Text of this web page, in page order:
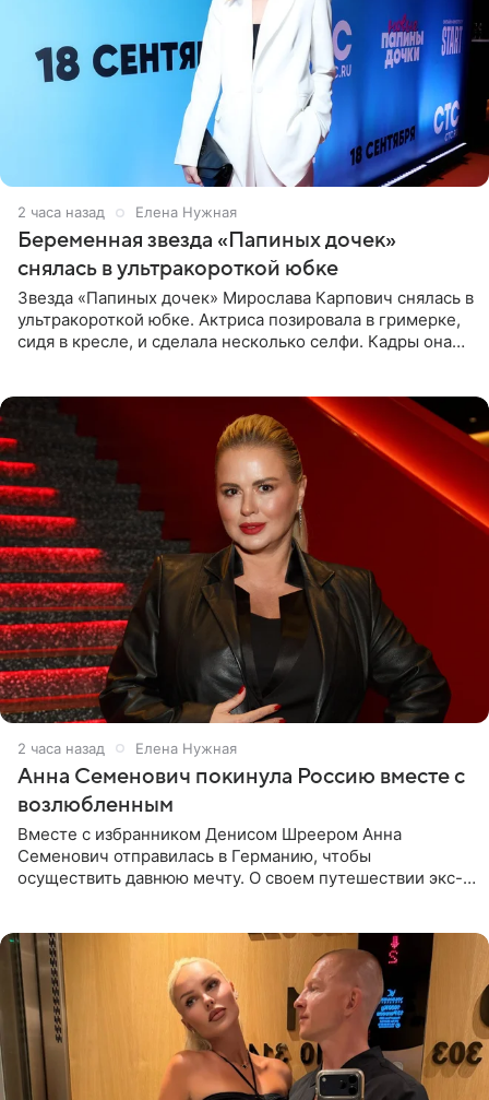
2 часа назад Елена Нужная
Беременная звезда «Папиных дочек»
снялась в ультракороткой юбке
Звезда «Папиных дочек» Мирослава Карпович снялась в
ультракороткой юбке. Актриса позировала в гримерке,
сидя в кресле, и сделала несколько селфи. Кадры она
2 часа назад Елена Нужная
Анна Семенович покинула Россию вместе с
возлюбленным
Вместе с избранником Денисом Шреером Анна
Семенович отправилась в Германию, чтобы
осуществить давнюю мечту. О своем путешествии экс-